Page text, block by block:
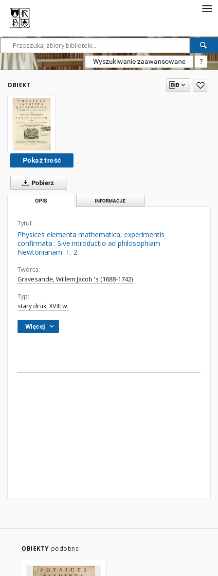
Wyszukiwanie zaawansowane ?
OBIEKT
Pokaż treść
Pobierz
OPIS INFORMACJE
Tytuł:
Physices elementa mathematica, experimentis
confirmata : Sive introductio ad philosophiam
Newtonianam. T. 2
Twórca:
Gravesande, Willem Jacob 's (1688-1742)
Typ:
stary druk, XVIII w.
Więcej
OBIEKTY podobne